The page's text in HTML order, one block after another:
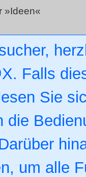
»Ideen«
Falls
Sie
die
um alle